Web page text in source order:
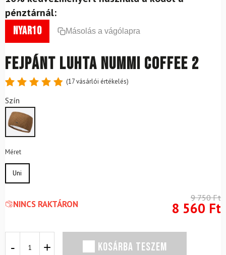
pénztárnál:
nyar10 Másolás a vágólapra
Fejpánt LUHTA Nummi Coffee 2
4.88
5-ből,
értékelés
alapján
(17vásárlói értékelés)
Szín
Méret
Uni
NINCS RAKTÁRON
9 750Ft
8 560 Ft
LUHTA
KOSÁRBA TESZEM